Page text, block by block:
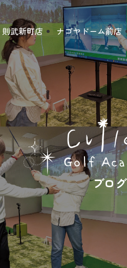
則武新町店 ナゴヤドーム前店
ブログ